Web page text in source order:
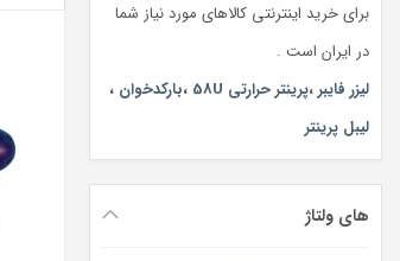
برای خرید اینترنتی کالاهای مورد نیاز شما
در ایران است .
لیزر فایبر،پرینتر حرارتی 58U ،بارکدخوان ،
لیبل پرینتر
های ولتاژ